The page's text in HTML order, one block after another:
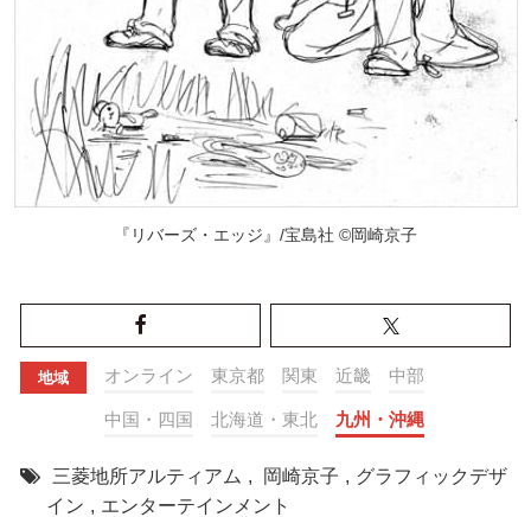
『リバーズ・エッジ』/宝島社 ©岡崎京子
地域 オンライン 東京都 関東 近畿 中部
中国・四国 北海道・東北 九州・沖縄
三菱地所アルティアム , 岡崎京子 , グラフィックデザ
イン , エンターテインメント